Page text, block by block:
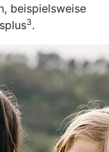
beispielsweise
3.